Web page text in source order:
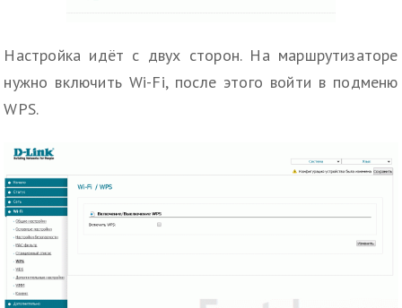
Настройка идёт с двух сторон. На маршрутизаторе
нужно включить Wi-Fi, после этого войти в подменю
WPS.